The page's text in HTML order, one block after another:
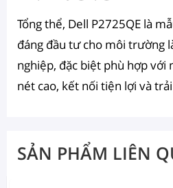
Tổng thể, Dell P2725QE là
đáng đầu tư cho môi trường
nghiệp, đặc biệt phù hợp với
nét cao, kết nối tiện lợi và
SẢN PHẨM LIÊN